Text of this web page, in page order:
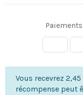
Vous recevrez
récompense peut